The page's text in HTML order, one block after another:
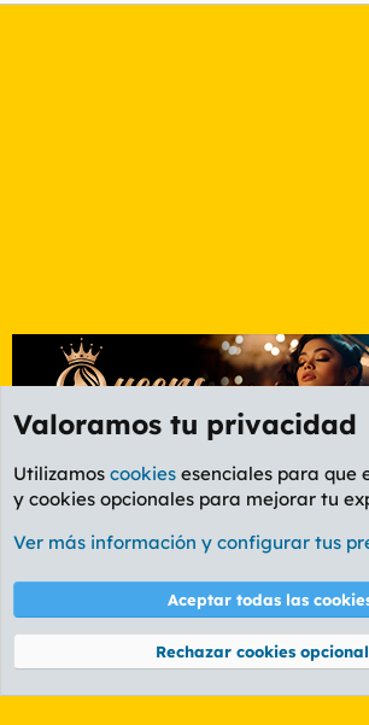
Etiquetas
Cookies
PL OLDSTYLE AMARILLO
Términos y reglas Política de
Community platform by XenForo® © 2010-2026
Valoramos tu privacidad
Utilizamos cookies esenciales para que
y cookies opcionales para mejorar tu
Ver más información y configurar tus
Aceptar todas las
Rechazar cookies